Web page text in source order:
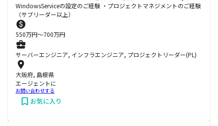
WindowsServiceの設定のご経験 ・プロジェクトマネジメントのご経験
（サブリーダー以上）
550万円〜700万円
サーバーエンジニア, インフラエンジニア, プロジェクトリーダー(PL)
大阪府, 島根県
エージェントに
お問い合わせする
お気に入り